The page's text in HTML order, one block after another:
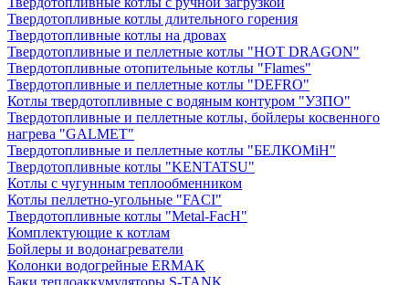
Твердотопливные котлы длительного горения
Твердотопливные котлы на дровах
Твердотопливные и пеллетные котлы "HOT DRAGON"
Твердотопливные отопительные котлы "Flames"
Твердотопливные и пеллетные котлы "DEFRO"
Котлы твердотопливные с водяным контуром "УЗПО"
Твердотопливные и пеллетные котлы, бойлеры косвенного
нагрева "GALMET"
Твердотопливные и пеллетные котлы "БЕЛКОМiН"
Твердотопливные котлы "KENTATSU"
Котлы с чугунным теплообменником
Котлы пеллетно-угольные "FACI"
Твердотопливные котлы "Metal-FacH"
Комплектующие к котлам
Бойлеры и водонагреватели
Колонки водогрейные ERMAK
Баки теплоаккумуляторы S-TANK